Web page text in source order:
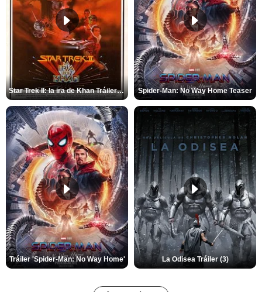
Star Trek II: la ira de Khan Tráiler VO Spider-Man: No Way Home Teaser
Tráiler 'Spider-Man: No Way Home' La Odisea Tráiler (3)